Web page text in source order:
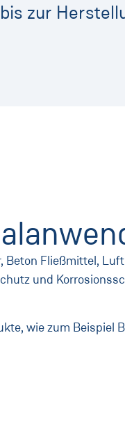
zur
Fließmittel,
und
wie zum Beispiel